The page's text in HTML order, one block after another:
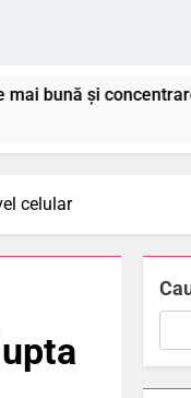
zilnică
celular